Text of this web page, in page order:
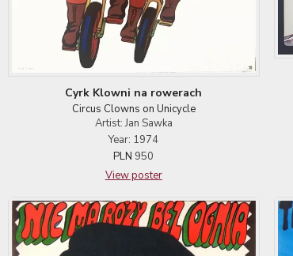
Cyrk Klowni na rowerach
Circus Clowns on Unicycle
Artist: Jan Sawka
Year: 1974
PLN 950
View poster